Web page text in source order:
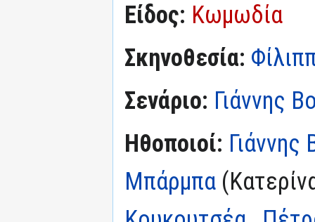
Είδος: Κωμωδία
Σκηνοθεσία:
Σενάριο: Γιάννης
Ηθοποιοί:
Μπάρμπα